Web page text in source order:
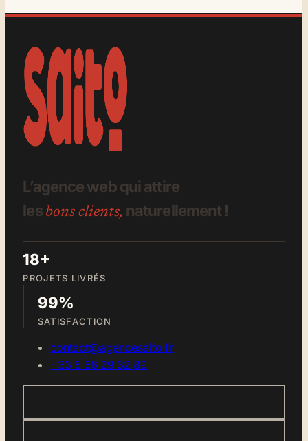
L’agence web qui attire
les bons clients, naturellement !
18+
PROJETS LIVRÉS
99%
SATISFACTION
contact@agencesaito.fr
+33 6 66 29 32 89